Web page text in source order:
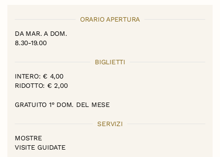
ORARIO APERTURA
DA MAR. A DOM.
8.30-19.00
BIGLIETTI
INTERO: € 4,00
RIDOTTO: € 2,00
GRATUITO 1° DOM. DEL MESE
SERVIZI
MOSTRE
VISITE GUIDATE